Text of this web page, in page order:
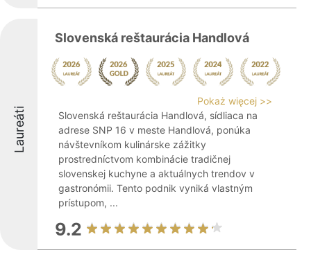
Laureáti
Slovenská reštaurácia Handlová
Pokaż więcej >>
Slovenská reštaurácia Handlová, sídliaca na
adrese SNP 16 v meste Handlová, ponúka
návštevníkom kulinárske zážitky
prostredníctvom kombinácie tradičnej
slovenskej kuchyne a aktuálnych trendov v
gastronómii. Tento podnik vyniká vlastným
prístupom, ...
9.2